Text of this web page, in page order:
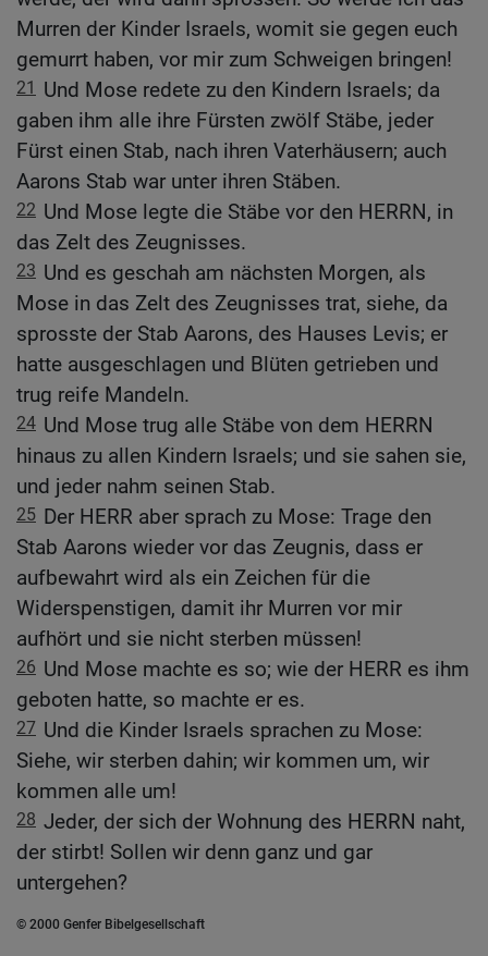
Murren der Kinder Israels, womit sie gegen euch
gemurrt haben, vor mir zum Schweigen bringen!
21
Und Mose redete zu den Kindern Israels; da
gaben ihm alle ihre Fürsten zwölf Stäbe, jeder
Fürst einen Stab, nach ihren Vaterhäusern; auch
Aarons Stab war unter ihren Stäben.
22 Und Mose legte die Stäbe vor den HERRN, in
das Zelt des Zeugnisses.
23 Und es geschah am nächsten Morgen, als
Mose in das Zelt des Zeugnisses trat, siehe, da
sprosste der Stab Aarons, des Hauses Levis; er
hatte ausgeschlagen und Blüten getrieben und
trug reife Mandeln.
24 Und Mose trug alle Stäbe von dem HERRN
hinaus zu allen Kindern Israels; und sie sahen sie,
und jeder nahm seinen Stab.
25 Der HERR aber sprach zu Mose: Trage den
Stab Aarons wieder vor das Zeugnis, dass er
aufbewahrt wird als ein Zeichen für die
Widerspenstigen, damit ihr Murren vor mir
aufhört und sie nicht sterben müssen!
26 Und Mose machte es so; wie der HERR es ihm
geboten hatte, so machte er es.
27 Und die Kinder Israels sprachen zu Mose:
Siehe, wir sterben dahin; wir kommen um, wir
kommen alle um!
28 Jeder, der sich der Wohnung des HERRN naht,
der stirbt! Sollen wir denn ganz und gar
untergehen?
© 2000 Genfer Bibelgesellschaft